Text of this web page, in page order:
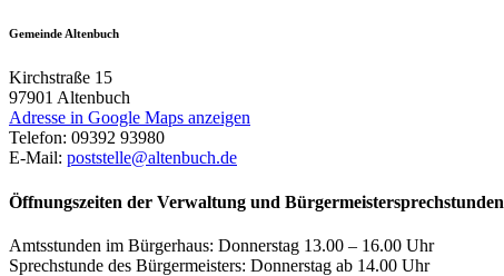
Gemeinde Altenbuch
Kirchstraße 15
97901 Altenbuch
Adresse in Google Maps anzeigen
Telefon: 09392 93980
E-Mail: poststelle@altenbuch.de
Öffnungszeiten der Verwaltung und Bürgermeistersprechstunden
Amtsstunden im Bürgerhaus: Donnerstag 13.00 – 16.00 Uhr
Sprechstunde des Bürgermeisters: Donnerstag ab 14.00 Uhr